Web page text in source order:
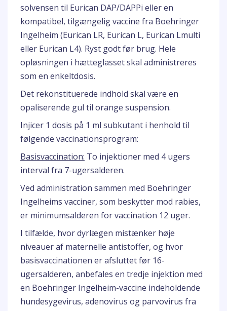
solvensen til Eurican DAP/DAPPi eller en
kompatibel, tilgængelig vaccine fra Boehringer
Ingelheim (Eurican LR, Eurican L, Eurican Lmulti
eller Eurican L4). Ryst godt før brug. Hele
opløsningen i hætteglasset skal administreres
som en enkeltdosis.
Det rekonstituerede indhold skal være en
opaliserende gul til orange suspension.
Injicer 1 dosis på 1 ml subkutant i henhold til
følgende vaccinationsprogram:
Basisvaccination: To injektioner med 4 ugers
interval fra 7-ugersalderen.
Ved administration sammen med Boehringer
Ingelheims vacciner, som beskytter mod rabies,
er minimumsalderen for vaccination 12 uger.
I tilfælde, hvor dyrlægen mistænker høje
niveauer af maternelle antistoffer, og hvor
basisvaccinationen er afsluttet før 16-
ugersalderen, anbefales en tredje injektion med
en Boehringer Ingelheim-vaccine indeholdende
hundesygevirus, adenovirus og parvovirus fra